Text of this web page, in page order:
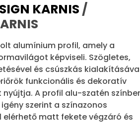
KARNIS /
alumínium profil, amely a
képviseli. Szögletes,
és csúszkás
funkcionális és dekoratív
A profil alu-szatén
szerint a színazonos
elérhető matt fekete végzáró és